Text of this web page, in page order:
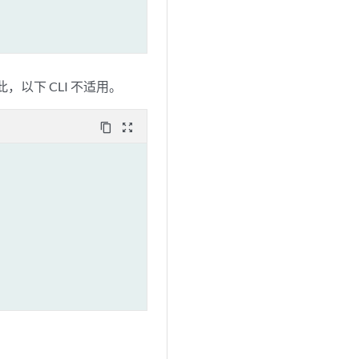
以下 CLI 不适用。
content_copy zoom_out_map